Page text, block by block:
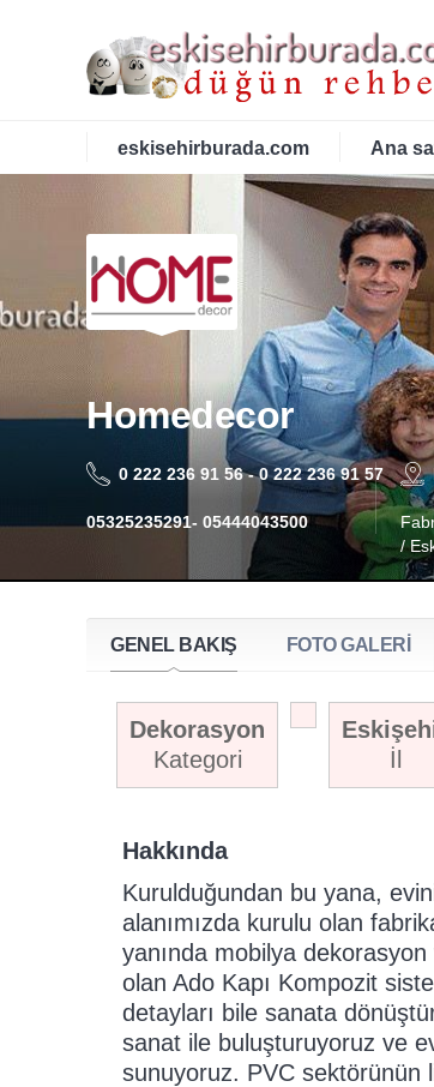
eskisehirburada.com Ana
Homedecor
0 222 236 91 56 - 0 222 236 91 57
05325235291- 05444043500
/
GENEL BAKIŞ FOTO GALERİ
Dekorasyon
Kategori
İl
Hakkında
Kurulduğundan bu yana,
alanımızda kurulu olan
yanında mobilya
olan Ado Kapı Kompozit
detayları bile sanata
sanat ile buluşturuyoruz ve
sunuyoruz. PVC sektörünün